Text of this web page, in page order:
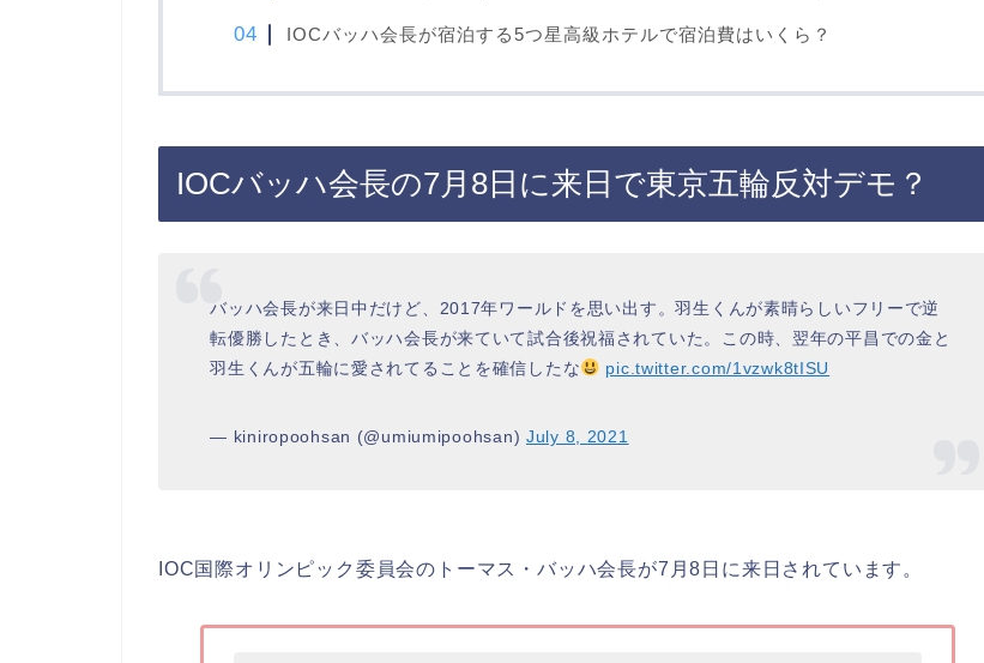
IOCバッハ会長が宿泊する5つ星高級ホテルで宿泊費はいくら？
IOCバッハ会長の7月8日に来日で東京五輪反対デモ？
バッハ会長が来日中だけど、2017年ワールドを思い出す。羽生くんが素晴らしいフリーで逆
転優勝したとき、バッハ会長が来ていて試合後祝福されていた。この時、翌年の平昌での金と
羽生くんが五輪に愛されてることを確信したな
pic.twitter.com/1vzwk8tISU
— kiniropoohsan (@umiumipoohsan) July 8, 2021
IOC国際オリンピック委員会のトーマス・バッハ会長が7月8日に来日されています。